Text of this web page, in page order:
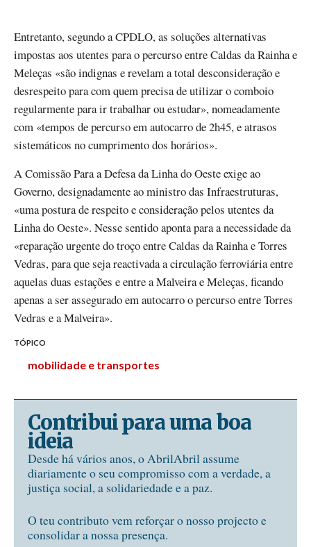
Entretanto, segundo a CPDLO, as soluções alternativas
impostas aos utentes para o percurso entre Caldas da Rainha e
Meleças «são indignas e revelam a total desconsideração e
desrespeito para com quem precisa de utilizar o comboio
regularmente para ir trabalhar ou estudar», nomeadamente
com «tempos de percurso em autocarro de 2h45, e atrasos
sistemáticos no cumprimento dos horários».
A Comissão Para a Defesa da Linha do Oeste exige ao
Governo, designadamente ao ministro das Infraestruturas,
«uma postura de respeito e consideração pelos utentes da
Linha do Oeste». Nesse sentido aponta para a necessidade da
«reparação urgente do troço entre Caldas da Rainha e Torres
Vedras, para que seja reactivada a circulação ferroviária entre
aquelas duas estações e entre a Malveira e Meleças, ficando
apenas a ser assegurado em autocarro o percurso entre Torres
Vedras e a Malveira».
TÓPICO
mobilidade e transportes
Contribui para uma boa
ideia
Desde há vários anos, o AbrilAbril assume
diariamente o seu compromisso com a verdade, a
justiça social, a solidariedade e a paz.
O teu contributo vem reforçar o nosso projecto e
consolidar a nossa presença.